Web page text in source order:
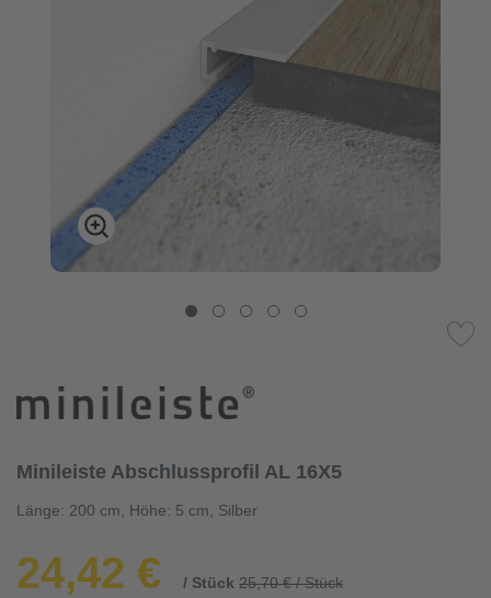
Minileiste Abschlussprofil AL 16X5
Länge: 200 cm, Höhe: 5 cm, Silber
24,42 € / Stück 25,70 € / Stück